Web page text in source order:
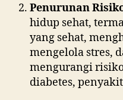
Penurunan
hidup sehat,
yang sehat,
mengelola stres,
mengurangi
diabetes,